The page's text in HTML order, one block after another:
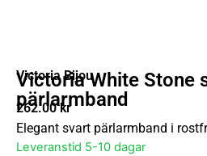
Victoria Bijou
Victoria White Stone
pärlarmband
262.00kr
Elegant svart pärlarmband i
Leveranstid 5-10 dagar